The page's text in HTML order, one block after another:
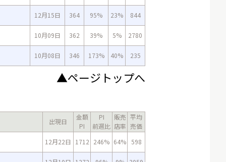
12月15日 364 95% 23% 844
10月09日 362 39% 5% 2780
10月08日 346 173% 40% 235
▲ページトップへ
出現日
金額
PI
PI
前週比
販売
店率
平均
売価
12月22日
1712 246% 64% 598